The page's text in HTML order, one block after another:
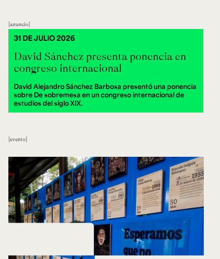
anuncio
David Sánchez presenta ponencia en
congreso internacional
David Alejandro Sánchez Barbosa presentó una ponencia
sobre De sobremesa en un congreso internacional de
estudios del siglo XIX.
31 DE JULIO 2026
evento